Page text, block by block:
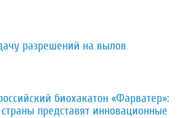
разрешений на вылов
биохакатон «Фарватер»:
представят инновационные